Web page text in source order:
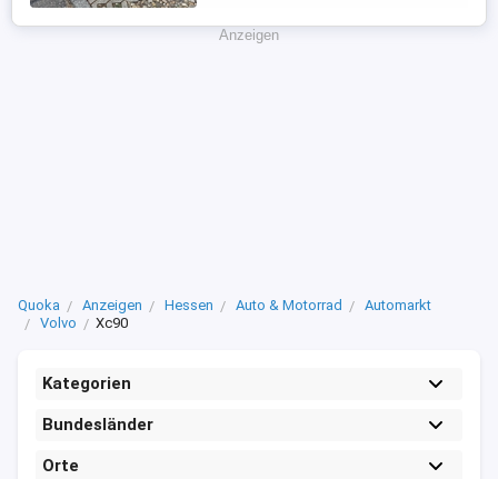
Anzeigen
Quoka Anzeigen Hessen Auto & Motorrad
Automarkt
Volvo
Xc90
Kategorien
Bundesländer
Orte